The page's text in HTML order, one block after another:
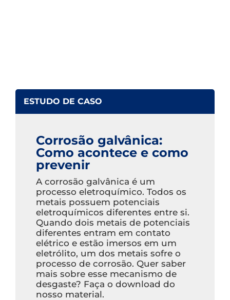
ESTUDO DE CASO
Corrosão galvânica:
Como acontece e como
prevenir
A corrosão galvânica é um
processo eletroquímico. Todos os
metais possuem potenciais
eletroquímicos diferentes entre si.
Quando dois metais de potenciais
diferentes entram em contato
elétrico e estão imersos em um
eletrólito, um dos metais sofre o
processo de corrosão. Quer saber
mais sobre esse mecanismo de
desgaste? Faça o download do
nosso material.